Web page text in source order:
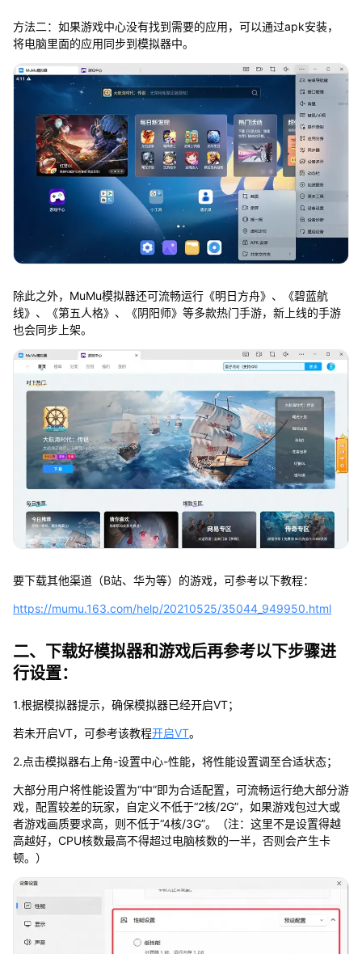
方法二：如果游戏中心没有找到需要的应用，可以通过apk安装，
将电脑里面的应用同步到模拟器中。
除此之外，MuMu模拟器还可流畅运行《明日方舟》、《碧蓝航
线》、《第五人格》、《阴阳师》等多款热门手游，新上线的手游
也会同步上架。
要下载其他渠道（B站、华为等）的游戏，可参考以下教程：
https://mumu.163.com/help/20210525/35044_949950.html
二、下载好模拟器和游戏后再参考以下步骤进
行设置：
1.根据模拟器提示，确保模拟器已经开启VT；
若未开启VT，可参考该教程开启VT。
2.点击模拟器右上角-设置中心-性能，将性能设置调至合适状态；
大部分用户将性能设置为“中”即为合适配置，可流畅运行绝大部分游
戏，配置较差的玩家，自定义不低于“2核/2G”，如果游戏包过大或
者游戏画质要求高，则不低于“4核/3G”。（注：这里不是设置得越
高越好，CPU核数最高不得超过电脑核数的一半，否则会产生卡
顿。）